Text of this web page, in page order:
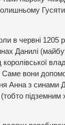
в червні 1205
Данилі
вони
Анна з
підземним